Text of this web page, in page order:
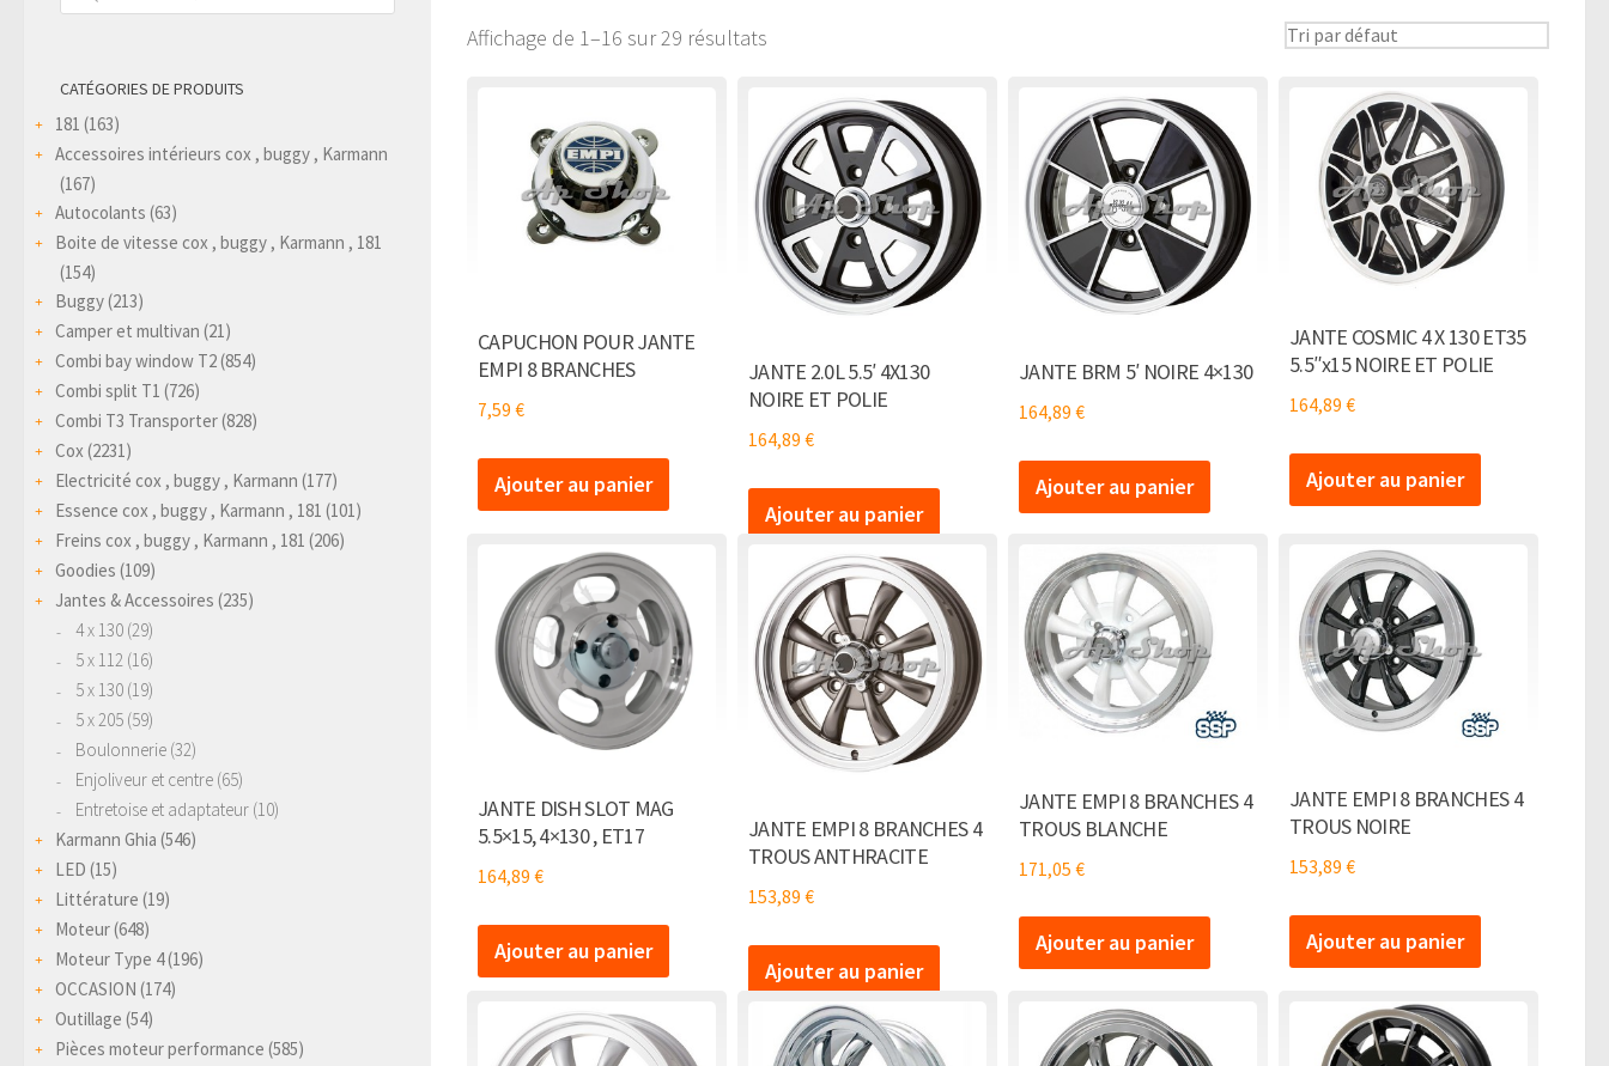
Affichage de 1–16 sur 29 résultats
CAPUCHON POUR JANTE
EMPI 8 BRANCHES
7,59€
Ajouter au panier
JANTE 2.0L 5.5′ 4X130
NOIRE ET POLIE
164,89 €
Ajouter au panier
JANTE BRM 5′ NOIRE 4×130
164,89 €
Ajouter au panier
JANTE COSMIC 4 X 130 ET35
5.5″x15 NOIRE ET POLIE
164,89 €
Ajouter au panier
JANTE DISH SLOT MAG
5.5×15, 4×130 , ET17
164,89€
Ajouter au panier
JANTE EMPI 8 BRANCHES 4
TROUS ANTHRACITE
153,89 €
Ajouter au panier
JANTE EMPI 8 BRANCHES 4
TROUS BLANCHE
171,05 €
Ajouter au panier
JANTE EMPI 8 BRANCHES 4
TROUS NOIRE
153,89 €
Ajouter au panier
produits
CATÉGORIES DE PRODUITS
181 (163)
Accessoires intérieurs cox , buggy , Karmann
(167)
Autocolants (63)
Boite de vitesse cox , buggy , Karmann , 181
(154)
Buggy(213)
Camper et multivan (21)
Combi bay window T2(854)
Combi split T1 (726)
Combi T3 Transporter(828)
Cox(2231)
Electricité cox , buggy , Karmann (177)
Essence cox , buggy , Karmann , 181 (101)
Freins cox , buggy , Karmann , 181 (206)
Goodies (109)
Jantes & Accessoires (235)
4 x 130 (29)
5 x 112 (16)
5 x 130 (19)
5 x 205 (59)
Boulonnerie (32)
Enjoliveur et centre (65)
Entretoise et adaptateur (10)
Karmann Ghia (546)
LED (15)
Littérature (19)
Moteur(648)
Moteur Type 4(196)
OCCASION (174)
Outillage (54)
Pièces moteur performance (585)